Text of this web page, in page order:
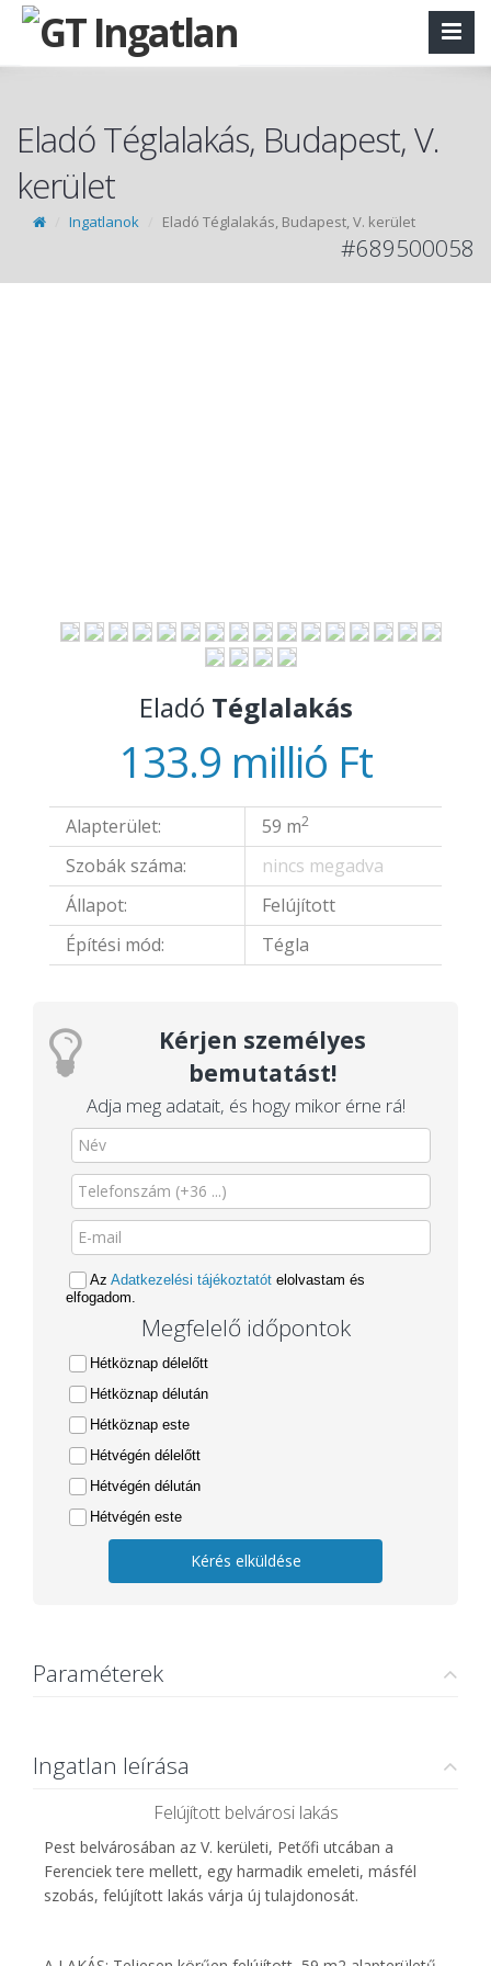
Eladó Téglalakás, Budapest, V.
kerület
Ingatlanok Eladó Téglalakás, Budapest, V. kerület
#689500058
Eladó Téglalakás
133.9 millió Ft
Alapterület: 59 m2
Szobák száma:
nincs megadva
Állapot:
Felújított
Építési mód:
Tégla
Kérjen személyes
bemutatást!
Adja meg adatait, és hogy mikor érne rá!
Az Adatkezelési tájékoztatót elolvastam és
elfogadom.
Megfelelő időpontok
Hétköznap délelőtt
Hétköznap délután
Hétköznap este
Hétvégén délelőtt
Hétvégén délután
Hétvégén este
Kérés elküldése
Paraméterek
Ingatlan leírása
Felújított belvárosi lakás
Pest belvárosában az V. kerületi, Petőfi utcában a
Ferenciek tere mellett, egy harmadik emeleti, másfél
szobás, felújított lakás várja új tulajdonosát.